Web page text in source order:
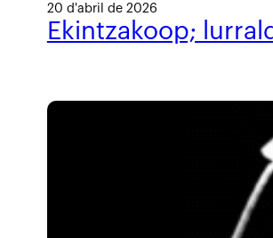
20 d'abril de 2026
Ekintzakoop;